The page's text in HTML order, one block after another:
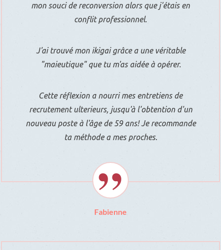
mon souci de reconversion alors que j'étais en
conflit professionnel.
J'ai trouvé mon ikigai grâce a une véritable
"maieutique" que tu m'as aidée à opérer.
Cette réflexion a nourri mes entretiens de
recrutement ulterieurs, jusqu'à l'obtention d'un
nouveau poste à l'âge de 59 ans! Je recommande
ta méthode a mes proches.
Fabienne